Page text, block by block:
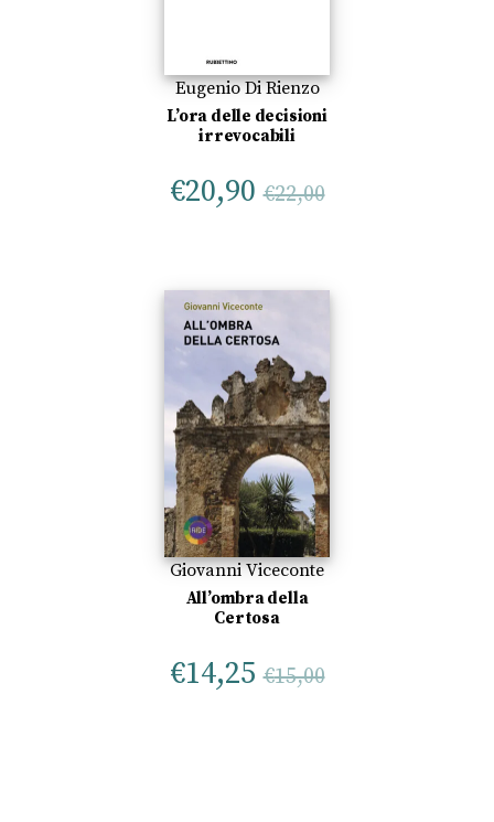
Eugenio Di Rienzo
L’ora delle decisioni
irrevocabili
€20,90 €22,00
Giovanni Viceconte
All’ombra della
Certosa
€14,25 €15,00